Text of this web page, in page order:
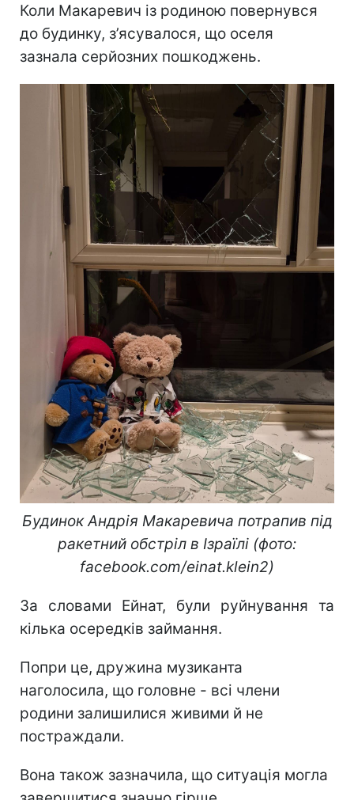
Коли Макаревич із родиною повернувся
до будинку, з’ясувалося, що оселя
зазнала серйозних пошкоджень.
Будинок Андрія Макаревича потрапив під
ракетний обстріл в Ізраїлі (фото:
facebook.com/einat.klein2)
За словами Ейнат, були руйнування та
кілька осередків займання.
Попри це, дружина музиканта
наголосила, що головне - всі члени
родини залишилися живими й не
постраждали.
Вона також зазначила, що ситуація могла